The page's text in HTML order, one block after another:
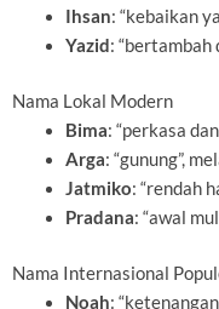
Ihsan: “kebaikan
Yazid: “bertambah
Nama Lokal Modern
Bima: “perkasa
Arga: “gunung”,
Jatmiko: “rendah
Pradana: “awal
Nama Internasional
Noah: